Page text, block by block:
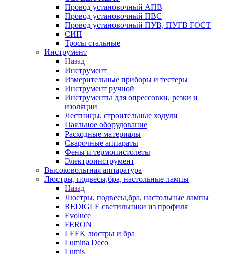
Провод установочный АПВ
Провод установочный ПВС
Провод установочный ПУВ, ПУГВ ГОСТ
СИП
Тросы стальные
Инструмент
Назад
Инструмент
Измерительные приборы и тестеры
Инструмент ручной
Инструменты для опрессовки, резки и
изоляции
Лестницы, строительные ходули
Паяльное оборудование
Расходные материалы
Сварочные аппараты
Фены и термопистолеты
Электроинструмент
Высоковольтная аппаратура
Люстры, подвесы,бра, настольные лампы
Назад
Люстры, подвесы,бра, настольные лампы
REDIGLE светильники из профиля
Evoluce
FERON
LEEK люстры и бра
Lumina Deco
Lumis